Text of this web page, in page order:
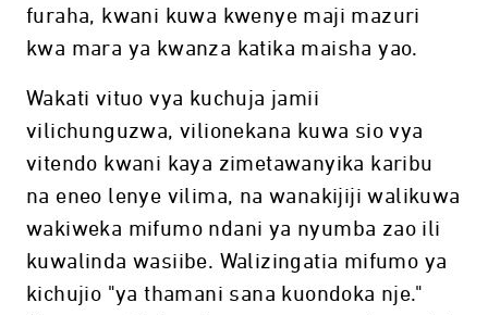
furaha, kwani kuwa kwenye maji mazuri
kwa mara ya kwanza katika maisha yao.
Wakati vituo vya kuchuja jamii
vilichunguzwa, vilionekana kuwa sio vya
vitendo kwani kaya zimetawanyika karibu
na eneo lenye vilima, na wanakijiji walikuwa
wakiweka mifumo ndani ya nyumba zao ili
kuwalinda wasiibe. Walizingatia mifumo ya
kichujio "ya thamani sana kuondoka nje."